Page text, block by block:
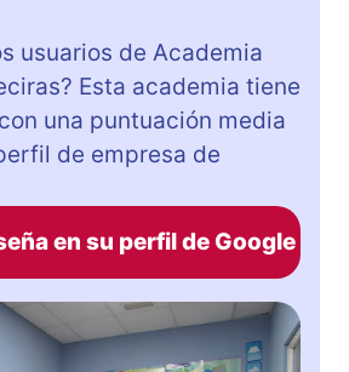
usuarios de Academia
Esta academia tiene
una puntuación media
de empresa de
en su perfil de Google